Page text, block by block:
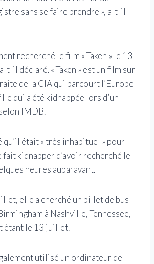
sans se faire prendre », a-t-il
recherché le film « Taken » le 13
t-il déclaré. « Taken » est un film sur
de la CIA qui parcourt l’Europe
qui a été kidnappée lors d’un
IMDB.
qu’il était « très inhabituel » pour
fait kidnapper d’avoir recherché le
heures auparavant.
elle a cherché un billet de bus
à Nashville, Tennessee,
étant le 13 juillet.
utilisé un ordinateur de